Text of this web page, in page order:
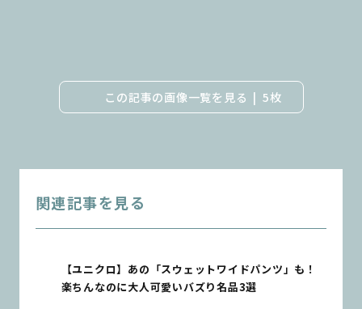
この記事の画像一覧を見る 5枚
関連記事を見る
【ユニクロ】あの「スウェットワイドパンツ」も！
楽ちんなのに大人可愛いバズり名品3選